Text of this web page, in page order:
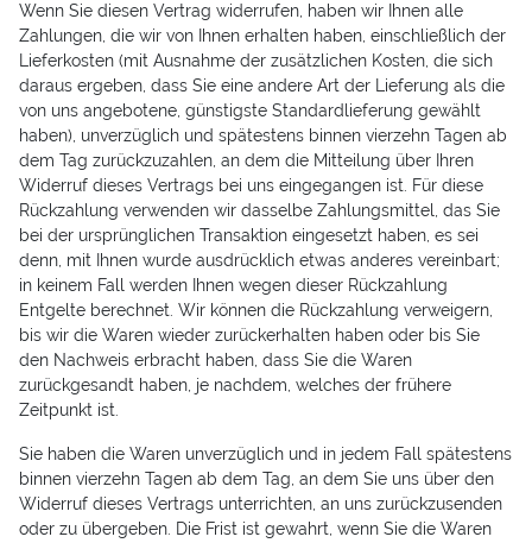
Wenn Sie diesen Vertrag widerrufen, haben wir Ihnen alle
Zahlungen, die wir von Ihnen erhalten haben, einschließlich der
Lieferkosten (mit Ausnahme der zusätzlichen Kosten, die sich
daraus ergeben, dass Sie eine andere Art der Lieferung als die
von uns angebotene, günstigste Standardlieferung gewählt
haben), unverzüglich und spätestens binnen vierzehn Tagen ab
dem Tag zurückzuzahlen, an dem die Mitteilung über Ihren
Widerruf dieses Vertrags bei uns eingegangen ist. Für diese
Rückzahlung verwenden wir dasselbe Zahlungsmittel, das Sie
bei der ursprünglichen Transaktion eingesetzt haben, es sei
denn, mit Ihnen wurde ausdrücklich etwas anderes vereinbart;
in keinem Fall werden Ihnen wegen dieser Rückzahlung
Entgelte berechnet. Wir können die Rückzahlung verweigern,
bis wir die Waren wieder zurückerhalten haben oder bis Sie
den Nachweis erbracht haben, dass Sie die Waren
zurückgesandt haben, je nachdem, welches der frühere
Zeitpunkt ist.
Sie haben die Waren unverzüglich und in jedem Fall spätestens
binnen vierzehn Tagen ab dem Tag, an dem Sie uns über den
Widerruf dieses Vertrags unterrichten, an uns zurückzusenden
oder zu übergeben. Die Frist ist gewahrt, wenn Sie die Waren